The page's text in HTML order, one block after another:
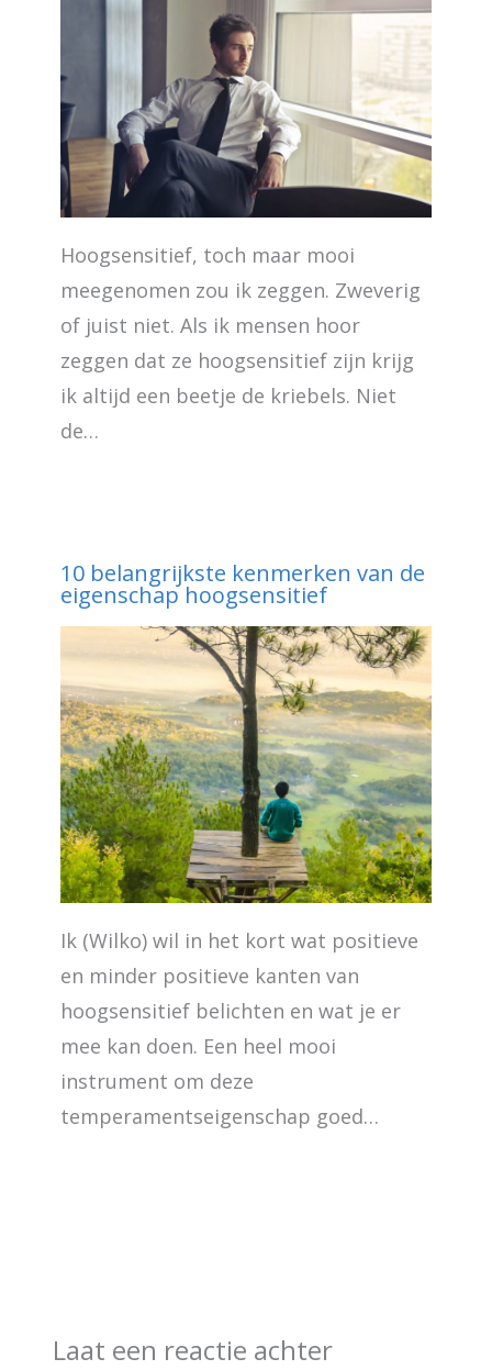
Hoogsensitief, toch maar mooi
meegenomen zou ik zeggen. Zweverig
of juist niet. Als ik mensen hoor
zeggen dat ze hoogsensitief zijn krijg
ik altijd een beetje de kriebels. Niet
de…
10 belangrijkste kenmerken van de
eigenschap hoogsensitief
Ik (Wilko) wil in het kort wat positieve
en minder positieve kanten van
hoogsensitief belichten en wat je er
mee kan doen. Een heel mooi
instrument om deze
temperamentseigenschap goed…
Laat een reactie achter